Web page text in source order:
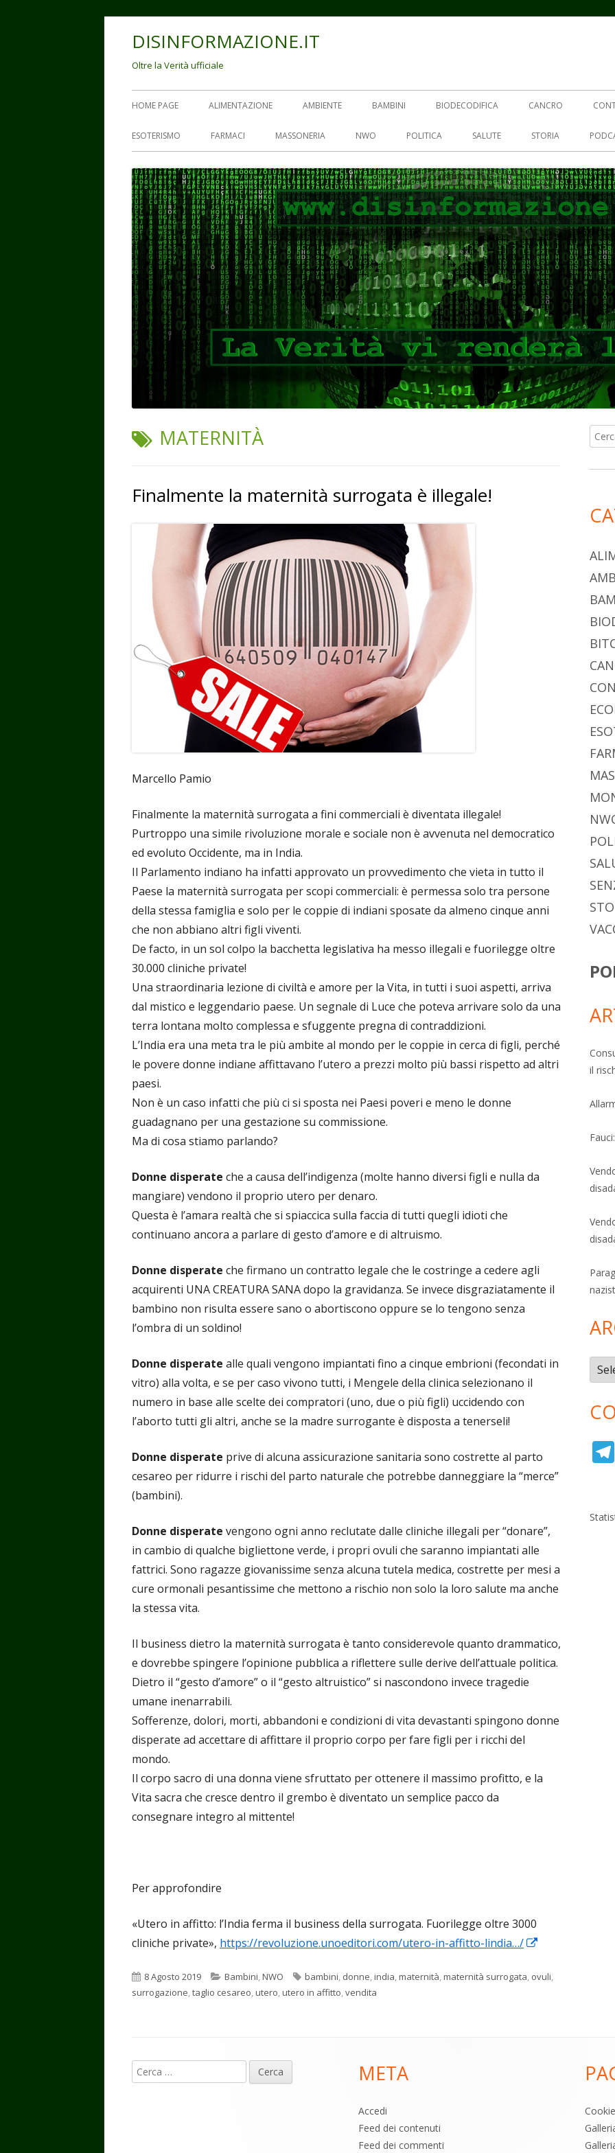
DISINFORMAZIONE.IT
Oltre la Verità ufficiale
Menu
principale
HOME PAGE ALIMENTAZIONE AMBIENTE BAMBINI BIODECODIFICA CANCRO
ESOTERISMO FARMACI MASSONERIA NWO POLITICA SALUTE STORIA
TAG:
MATERNITÀ
Finalmente la maternità surrogata è illegale!
Marcello Pamio
Finalmente la maternità surrogata a fini commerciali è diventata illegale!
Purtroppo una simile rivoluzione morale e sociale non è avvenuta nel democratico
ed evoluto Occidente, ma in India.
Il Parlamento indiano ha infatti approvato un provvedimento che vieta in tutto il
Paese la maternità surrogata per scopi commerciali: è permessa solo tra persone
della stessa famiglia e solo per le coppie di indiani sposate da almeno cinque anni
che non abbiano altri figli viventi.
De facto, in un sol colpo la bacchetta legislativa ha messo illegali e fuorilegge oltre
30.000 cliniche private!
Una straordinaria lezione di civiltà e amore per la Vita, in tutti i suoi aspetti, arriva
dal mistico e leggendario paese. Un segnale di Luce che poteva arrivare solo da una
terra lontana molto complessa e sfuggente pregna di contraddizioni.
L’India era una meta tra le più ambite al mondo per le coppie in cerca di figli, perché
le povere donne indiane affittavano l’utero a prezzi molto più bassi rispetto ad altri
paesi.
Non è un caso infatti che più ci si sposta nei Paesi poveri e meno le donne
guadagnano per una gestazione su commissione.
Ma di cosa stiamo parlando?
Donne disperate che a causa dell’indigenza (molte hanno diversi figli e nulla da
mangiare) vendono il proprio utero per denaro.
Questa è l’amara realtà che si spiaccica sulla faccia di tutti quegli idioti che
continuano ancora a parlare di gesto d’amore e di altruismo.
Donne disperate che firmano un contratto legale che le costringe a cedere agli
acquirenti UNA CREATURA SANA dopo la gravidanza. Se invece disgraziatamente il
bambino non risulta essere sano o abortiscono oppure se lo tengono senza
l’ombra di un soldino!
Donne disperate alle quali vengono impiantati fino a cinque embrioni (fecondati in
vitro) alla volta, e se per caso vivono tutti, i Mengele della clinica selezionano il
numero in base alle scelte dei compratori (uno, due o più figli) uccidendo con
l’aborto tutti gli altri, anche se la madre surrogante è disposta a tenerseli!
Donne disperate prive di alcuna assicurazione sanitaria sono costrette al parto
cesareo per ridurre i rischi del parto naturale che potrebbe danneggiare la “merce”
(bambini).
Donne disperate vengono ogni anno reclutate dalle cliniche illegali per “donare”,
in cambio di qualche bigliettone verde, i propri ovuli che saranno impiantati alle
fattrici. Sono ragazze giovanissime senza alcuna tutela medica, costrette per mesi a
cure ormonali pesantissime che mettono a rischio non solo la loro salute ma anche
la stessa vita.
Il business dietro la maternità surrogata è tanto considerevole quanto drammatico,
e dovrebbe spingere l’opinione pubblica a riflettere sulle derive dell’attuale politica.
Dietro il “gesto d’amore” o il “gesto altruistico” si nascondono invece tragedie
umane inenarrabili.
Sofferenze, dolori, morti, abbandoni e condizioni di vita devastanti spingono donne
disperate ad accettare di affittare il proprio corpo per fare figli per i ricchi del
mondo.
Il corpo sacro di una donna viene sfruttato per ottenere il massimo profitto, e la
Vita sacra che cresce dentro il grembo è diventato un semplice pacco da
consegnare integro al mittente!
Per approfondire
«Utero in affitto: l’India ferma il business della surrogata. Fuorilegge oltre 3000
cliniche private», https://revoluzione.unoeditori.com/utero-in-affitto-lindia…/
una
Pubblicato
8 Agosto 2019 Categorie
Bambini NWO Tag
bambini donne india maternità maternità surrogata ovuli
surrogazione taglio cesareo utero utero in affitto vendita
per:
il
piè
Ricerca
per:
META
Accedi
Feed dei contenuti
Feed dei commenti